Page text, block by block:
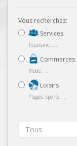
Vous recherchez:
Services
Tourisme, ...
Commerces
Mode, ...
Loisirs
Plages, sports, ...
Tous